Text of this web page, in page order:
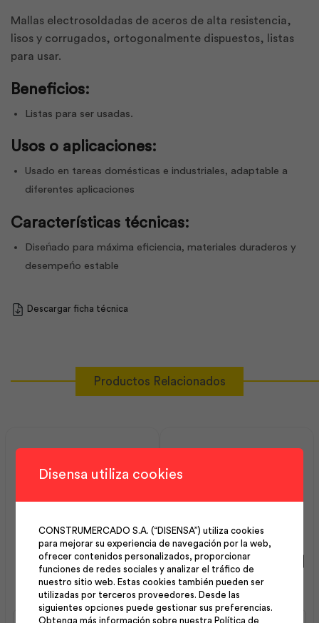
Mallas electrosoldadas de aceros de alta resistencia,
lisos y corrugados, ortogonalmente dispuestos, listas
para usar.
Beneficios:
Listas para ser usadas.
Usos o aplicaciones:
Usado en tareas domésticas e industriales, adaptable a
diferentes aplicaciones
Características técnicas:
Diseńado para máxima eficiencia, materiales duraderos y
desempeńo estable
Descargar ficha técnica
Productos Relacionados
Estribo 10 mm 15×25 cm |
Andec
Estribo 08 mm 25×25 cm |
Andec
Disensa utiliza cookies
CONSTRUMERCADO S.A. (“DISENSA”) utiliza cookies
para mejorar su experiencia de navegación por la web,
ofrecer contenidos personalizados, proporcionar
funciones de redes sociales y analizar el tráfico de
nuestro sitio web. Estas cookies también pueden ser
utilizadas por terceros proveedores. Desde las
siguientes opciones puede gestionar sus preferencias.
Obtenga más información sobre nuestra Política de